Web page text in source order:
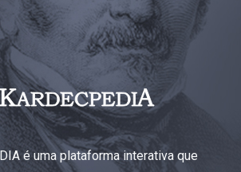
é uma plataforma interativa que